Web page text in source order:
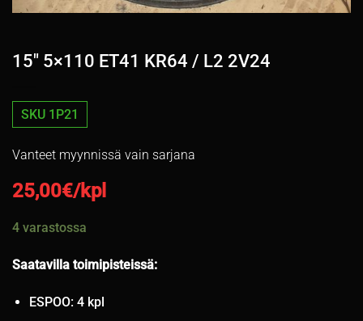
15″ 5×110 ET41 KR64 / L2 2V24
SKU 1P21
Vanteet myynnissä vain sarjana
25,00€/kpl
4 varastossa
Saatavilla toimipisteissä:
ESPOO: 4 kpl